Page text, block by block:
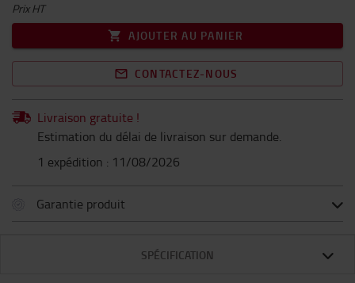
Prix HT
AJOUTER AU PANIER
CONTACTEZ-NOUS
Livraison gratuite !
Estimation du délai de livraison sur demande.
1 expédition : 11/08/2026
Garantie produit
SPÉCIFICATION